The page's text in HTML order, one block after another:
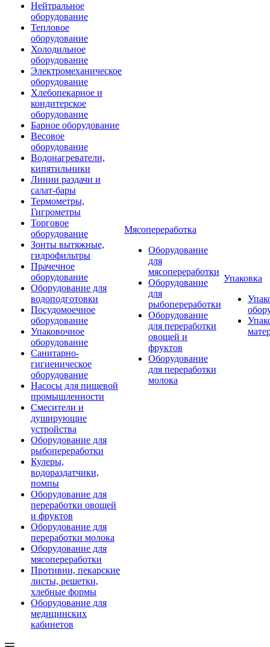
Нейтральное
оборудование
Тепловое
оборудование
Холодильное
оборудование
Электромеханическое
оборудование
Хлебопекарное и
кондитерское
оборудование
Барное оборудование
Весовое
оборудование
Водонагреватели,
кипятильники
Линии раздачи и
салат-бары
Термометры,
Гигрометры
Торговое
оборудование
Зонты вытяжные,
гидрофильтры
Прачечное
оборудование
Оборудование для
водоподготовки
Посудомоечное
оборудование
Упаковочное
оборудование
Санитарно-
гигиеническое
оборудование
Насосы для пищевой
промышленности
Смесители и
душирующие
устройства
Оборудование для
рыбопереработки
Кулеры,
водораздатчики,
помпы
Оборудование для
переработки овощей
и фруктов
Оборудование для
переработки молока
Оборудование для
мясопереработки
Противни, пекарские
листы, решетки,
хлебные формы
Оборудование для
медицинских
кабинетов
Мясопереработка
Оборудование
для
мясопереработки
Оборудование
для
рыбопереработки
Оборудование
для переработки
овощей и
фруктов
Оборудование
для переработки
молока
Упаковка